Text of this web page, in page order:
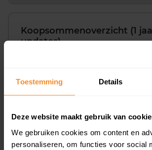
Toestemming Details
Deze website maakt gebruik van
We gebruiken cookies om content en
personaliseren, om functies voor social
Koopsommenoverzicht (1
updates)
en koopdatum) binnen een
inclusief een jaar lang gratis updates